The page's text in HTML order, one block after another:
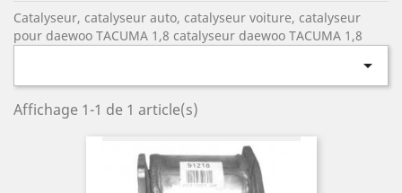
Catalyseur, catalyseur auto, catalyseur voiture, catalyseur
pour daewoo TACUMA 1,8 catalyseur daewoo TACUMA 1,8

Affichage 1-1 de 1 article(s)